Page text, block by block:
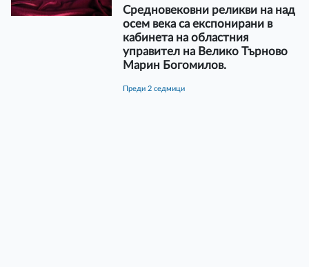
Средновековни реликви на над
осем века са експонирани в
кабинета на областния
управител на Велико Търново
Марин Богомилов.
преди 2 седмици